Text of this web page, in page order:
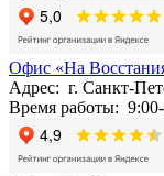
Офис «На
Адрес: г. Санкт-
Время работы: